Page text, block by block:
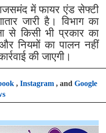
में फायर एंड सेफ्टी
जारी है। विभाग का
से किसी भी प्रकार का
नियमों का पालन नहीं
की जाएगी।
, Instagram, and Google